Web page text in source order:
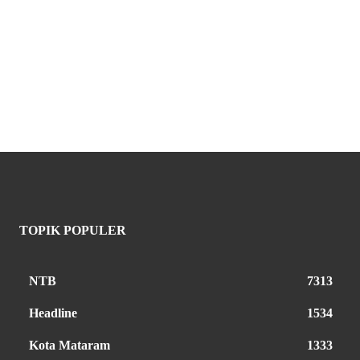
TOPIK POPULER
NTB 7313
Headline 1534
Kota Mataram 1333